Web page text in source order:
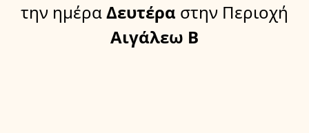
την ημέραΔευτέρα στην Περιοχή
Αιγάλεω Β